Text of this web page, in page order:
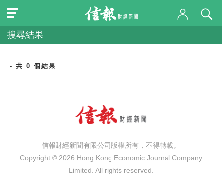
搜尋結果
- 共 0 個結果
信報財經新聞有限公司版權所有，不得轉載。
Copyright © 2026 Hong Kong Economic Journal Company
Limited. All rights reserved.